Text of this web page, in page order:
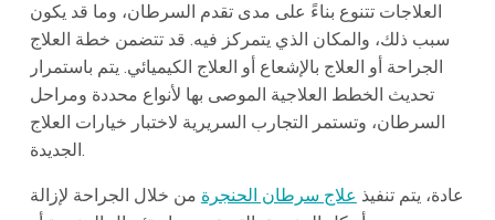
العلاجات تتنوع بناءً على مدى تقدم السرطان، وما قد يكون
سبب ذلك، والمكان الذي يتمركز فيه. قد تتضمن خطة العلاج
الجراحة أو العلاج بالإشعاع أو العلاج الكيميائي. يتم باستمرار
تحديث الخطط العلاجية الموصى بها لأنواع محددة ومراحل
السرطان، وتستمر التجارب السريرية لاختبار خيارات العلاج
الجديدة.
عادة، يتم تنفيذ علاج سرطان الحنجرة من خلال الجراحة لإزالة